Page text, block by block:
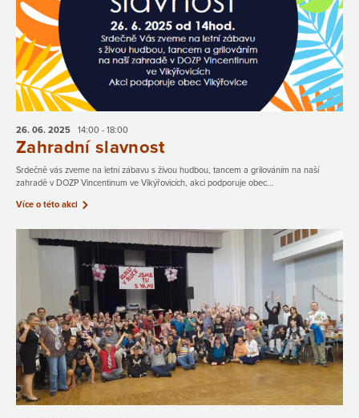
26. 06. 2025 14:00 - 18:00
Zahradní slavnost
Srdečně vás zveme na letní zábavu s živou hudbou, tancem a grilováním na naší
zahradě v DOZP Vincentinum ve Vikýřovicích, akci podporuje obec...
Více o této akci